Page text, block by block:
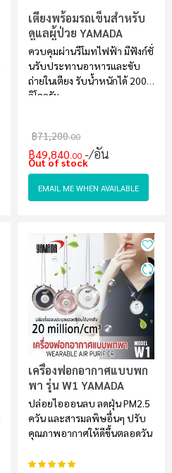
เตียงพร้อมรถเข็นสำหรับ
ดูแลผู้ป่วย YAMADA
ควบคุมผ่านรีโมทไฟฟ้า มีฟังก์ชั่
นรับประทานอาหารและขับ
ถ่ายในเตียง รับน้ำหนักได้ 200
กิโลกรัม
฿71,200.00
฿49,840.00 /อัน
Out of stock
EMAIL ME WHEN AVAILABLE
เครื่องฟอกอากาศแบบพก
พา รุ่น W1 YAMADA
ปล่อยไอออนลบ ลดฝุ่น PM2.5
ควัน และสารมลพิษอื่นๆ ปรับ
คุณภาพอากาศให้ดีขึ้นตลอดวัน
อันดับ: